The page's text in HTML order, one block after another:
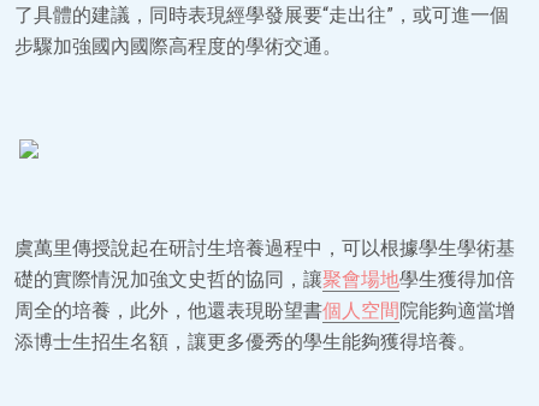
了具體的建議，同時表現經學發展要“走出往”，或可進一個
步驟加強國內國際高程度的學術交通。
虞萬里傳授說起在研討生培養過程中，可以根據學生學術基
礎的實際情況加強文史哲的協同，讓聚會場地學生獲得加倍
周全的培養，此外，他還表現盼望書個人空間院能夠適當增
添博士生招生名額，讓更多優秀的學生能夠獲得培養。